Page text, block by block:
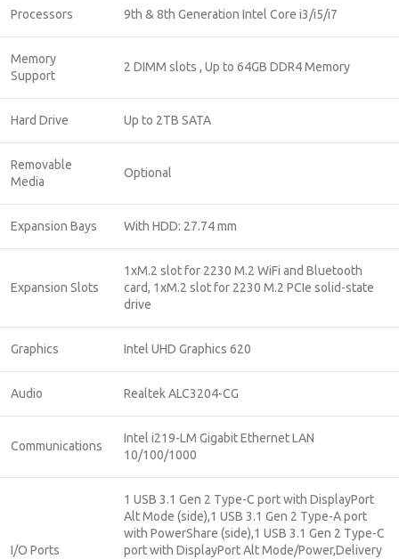
Processors 9th & 8th Generation Intel Core i3/i5/i7
Memory
Support
2 DIMM slots , Up to 64GB DDR4 Memory
Hard Drive Up to 2TB SATA
Removable
Media
Optional
Expansion Bays With HDD: 27.74 mm
Expansion Slots
1xM.2 slot for 2230 M.2 WiFi and Bluetooth
card, 1xM.2 slot for 2230 M.2 PCIe solid-state
drive
Graphics Intel UHD Graphics 620
Audio Realtek ALC3204-CG
Communications
Intel i219-LM Gigabit Ethernet LAN
10/100/1000
I/O Ports
1 USB 3.1 Gen 2 Type-C port with DisplayPort
Alt Mode (side),1 USB 3.1 Gen 2 Type-A port
with PowerShare (side),1 USB 3.1 Gen 2 Type-C
port with DisplayPort Alt Mode/Power,Delivery